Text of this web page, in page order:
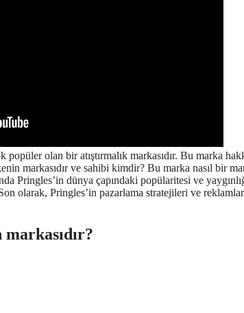
popüler olan bir atıştırmalık markasıdır. Bu marka
markasıdır ve sahibi kimdir? Bu marka nasıl bir
Pringles’in dünya çapındaki popülaritesi ve
olarak, Pringles’in pazarlama stratejileri ve